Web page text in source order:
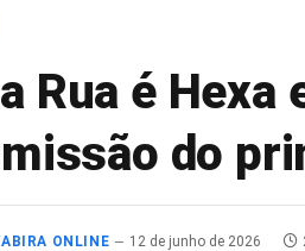
Rua é
do
ONLINE 12 de junho de 2026